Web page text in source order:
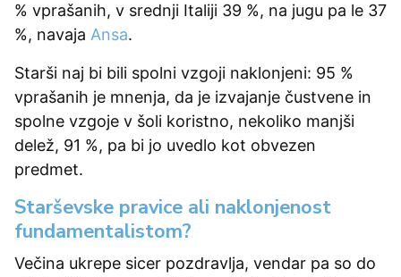
% vprašanih, v srednji Italiji 39 %, na jugu pa le 37
%, navaja Ansa.
Starši naj bi bili spolni vzgoji naklonjeni: 95 %
vprašanih je mnenja, da je izvajanje čustvene in
spolne vzgoje v šoli koristno, nekoliko manjši
delež, 91 %, pa bi jo uvedlo kot obvezen
predmet.
Starševske pravice ali naklonjenost
fundamentalistom?
Večina ukrepe sicer pozdravlja, vendar pa so do